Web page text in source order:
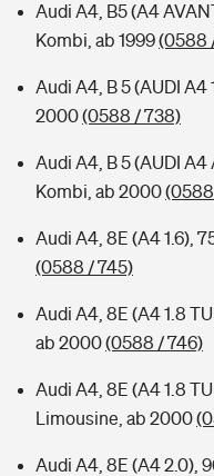
Audi A4, B5 (A4
Kombi, ab 1999(0588
Audi A4, B 5 (AUDI A4
2000(0588 / 738)
Audi A4, B 5 (AUDI A4
Kombi, ab 2000
Audi A4, 8E (A4 1.6),
(0588 / 745)
Audi A4, 8E (A4 1.8
ab 2000(0588 / 746)
Audi A4, 8E (A4 1.8
Limousine, ab 2000
Audi A4, 8E (A4 2.0),